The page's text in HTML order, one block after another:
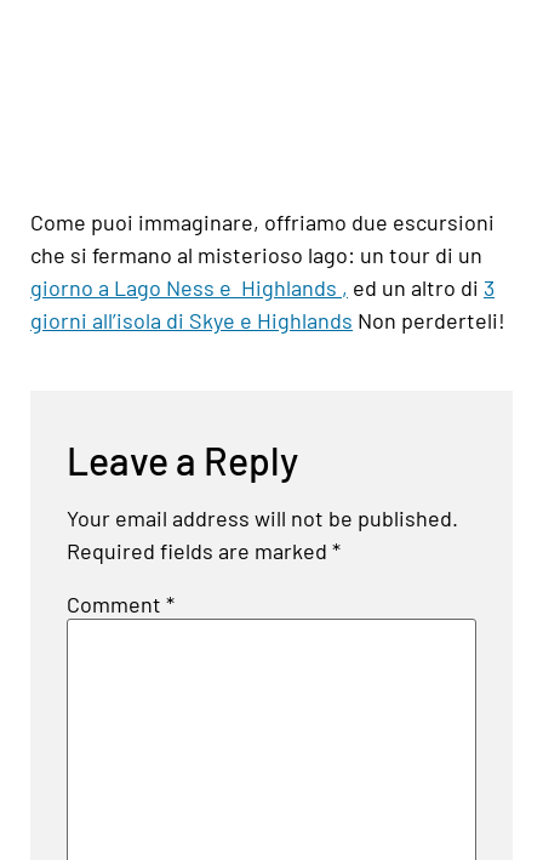
Come puoi immaginare, offriamo due escursioni
che si fermano al misterioso lago: un tour di un
giorno a Lago Ness e Highlands , ed un altro di 3
giorni all’isola di Skye e Highlands Non perderteli!
Leave a Reply
Your email address will not be published.
Required fields are marked *
Comment *